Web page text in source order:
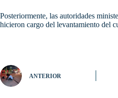
Posteriormente, las autoridades
hicieron cargo del levantamiento del
ANTERIOR